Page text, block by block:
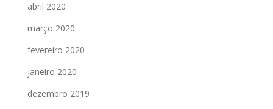
abril 2020
março 2020
fevereiro 2020
janeiro 2020
dezembro 2019